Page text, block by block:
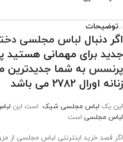
توضیحات
اگر دنبال لباس مجلسی
جدید برای مهمانی هستید
پرنسس به شما
زنانه اورال 2782 می باشد
این یک لباس مجلسی شیک است این
لباس مجلسی است
اگر قصد خرید اینترنتی لباس مجلسی از